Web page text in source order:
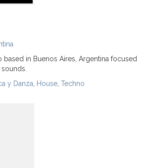
based in Buenos Aires, Argentina focused
y Danza House Techno